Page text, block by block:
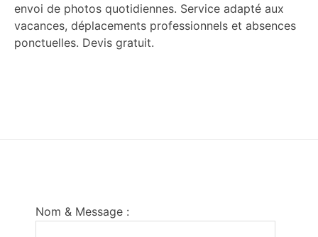
envoi de photos quotidiennes. Service adapté aux
vacances, déplacements professionnels et absences
ponctuelles. Devis gratuit.
Nom & Message :